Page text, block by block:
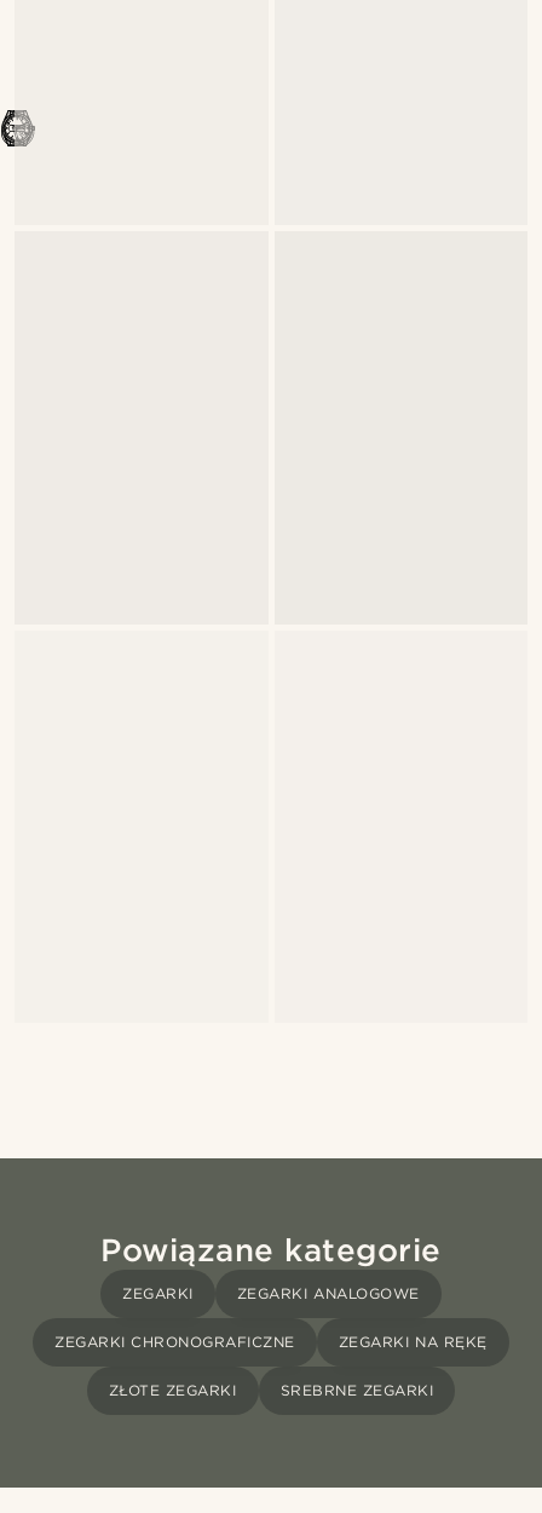
Powiązane kategorie
ZEGARKI ZEGARKI ANALOGOWE
ZEGARKI CHRONOGRAFICZNE ZEGARKI NA RĘKĘ
ZŁOTE ZEGARKI SREBRNE ZEGARKI